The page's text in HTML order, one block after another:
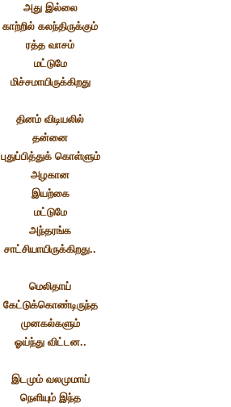
அது இல்லை
காற்றில் கலந்திருக்கும்
ரத்த வாசம்
மட்டுமே
மிச்சமாயிருக்கிறது
தினம் விடியலில்
தன்னை
புதுப்பித்துக் கொள்ளும்
அழகான
இயற்கை
மட்டுமே
அந்தரங்க
சாட்சியாயிருக்கிறது..
மெலிதாய்
கேட்டுக்கொண்டிருந்த
முனகல்களும்
ஓய்ந்து விட்டன..
இடமும் வலமுமாய்
நெளியும் இந்த